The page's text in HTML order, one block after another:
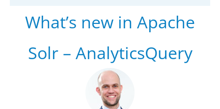
What’s new in Apache
Solr – AnalyticsQuery